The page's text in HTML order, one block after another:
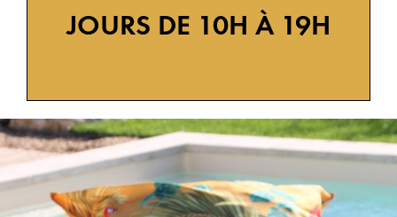
une
sélection
JOURS DE 10H À 19H